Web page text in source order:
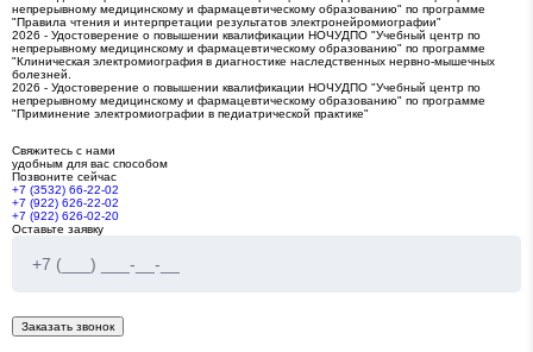
непрерывному медицинскому и фармацевтическому образованию" по программе
"Правила чтения и интерпретации результатов электронейромиографии"
2026 - Удостоверение о повышении квалификации НОЧУДПО "Учебный центр по
непрерывному медицинскому и фармацевтическому образованию" по программе
"Клиническая электромиография в диагностике наследственных нервно-мышечных
болезней.
2026 - Удостоверение о повышении квалификации НОЧУДПО "Учебный центр по
непрерывному медицинскому и фармацевтическому образованию" по программе
"Приминение электромиографии в педиатрической практике"
Свяжитесь с нами
удобным для вас способом
Позвоните сейчас
+7 (3532) 66-22-02
+7 (922) 626-22-02
+7 (922) 626-02-20
Оставьте заявку